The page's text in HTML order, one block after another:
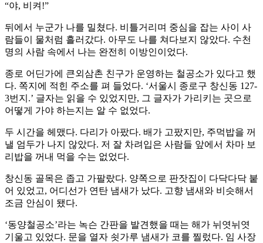
“야, 비켜!”
뒤에서 누군가 나를 밀쳤다. 비틀거리며 중심을 잡는 사이 사
람들이 물처럼 흘러갔다. 아무도 나를 쳐다보지 않았다. 수천
명의 사람 속에서 나는 완전히 이방인이었다.
종로 어딘가에 큰외삼촌 친구가 운영하는 철공소가 있다고 했
다. 쪽지에 적힌 주소를 펴 들었다. ‘서울시 종로구 창신동 127-
3번지.’ 글자는 읽을 수 있었지만, 그 글자가 가리키는 곳으로
어떻게 가야 하는지는 알 수 없었다.
두 시간을 헤맸다. 다리가 아팠다. 배가 고팠지만, 주먹밥을 꺼
낼 엄두가 나지 않았다. 저 잘 차려입은 사람들 앞에서 차마 보
리밥을 꺼내 먹을 수는 없었다.
창신동 골목은 좁고 가팔랐다. 양쪽으로 판잣집이 다닥다닥 붙
어 있었고, 어디선가 연탄 냄새가 났다. 고향 냄새와 비슷해서
조금 안심이 됐다.
‘동양철공소’라는 녹슨 간판을 발견했을 때는 해가 뉘엿뉘엿
기울고 있었다. 문을 열자 쇳가루 냄새가 코를 찔렀다. 임 사장